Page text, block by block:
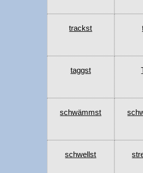
trackst
taggst
schwämmst
schwellst